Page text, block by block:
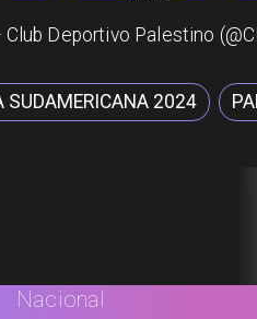
Club Deportivo Palestino
SUDAMERICANA 2024
Nacional